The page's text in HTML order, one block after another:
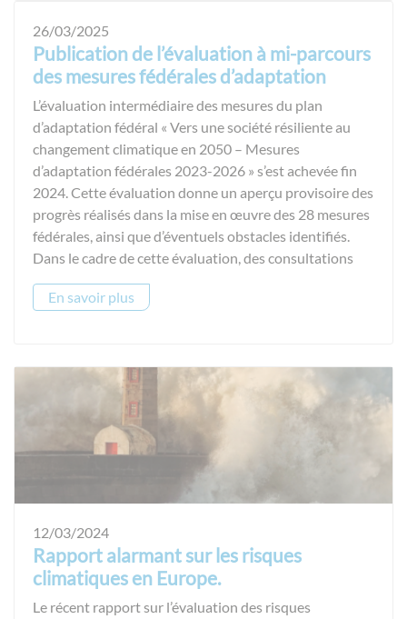
26/03/2025
Publication de l’évaluation à mi-parcours
des mesures fédérales d’adaptation
L’évaluation intermédiaire des mesures du plan
d’adaptation fédéral « Vers une société résiliente au
changement climatique en 2050 – Mesures
d’adaptation fédérales 2023-2026 » s’est achevée fin
2024. Cette évaluation donne un aperçu provisoire des
progrès réalisés dans la mise en œuvre des 28 mesures
fédérales, ainsi que d’éventuels obstacles identifiés.
Dans le cadre de cette évaluation, des consultations
En savoir plus
12/03/2024
Rapport alarmant sur les risques
climatiques en Europe.
Le récent rapport sur l’évaluation des risques